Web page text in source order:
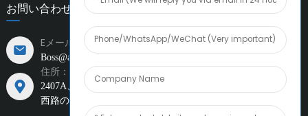
お問い合わせ
Eメール:
Boss@amiacero.com
住所：
2407A、周大福金融
中国天津市天津大都市圏、第一街と新城
西路の交差点